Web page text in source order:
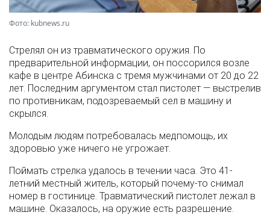
Фото: kubnews.ru
Стрелял он из травматического оружия. По
предварительной информации, он поссорился возле
кафе в центре Абинска с тремя мужчинами от 20 до 22
лет. Последним аргументом стал пистолет — выстрелив
по противникам, подозреваемый сел в машину и
скрылся.
Молодым людям потребовалась медпомощь, их
здоровью уже ничего не угрожает.
Поймать стрелка удалось в течении часа. Это 41-
летний местный житель, который почему-то снимал
номер в гостинице. Травматический пистолет лежал в
машине. Оказалось, на оружие есть разрешение.